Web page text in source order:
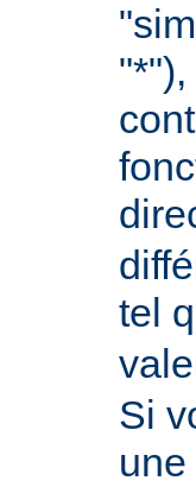
tel
Si